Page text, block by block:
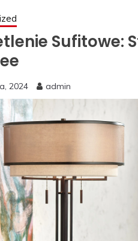
Sufitowe:
2024 admin